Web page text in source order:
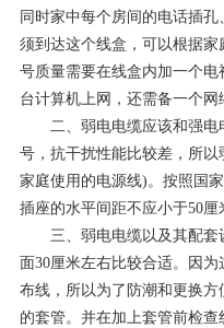
同时家中每个房间的电话插
须到达这个线盒，可以根据
号质量需要在线盒内加一个
台计算机上网，还需备一个网
二、弱电电缆应该和强电
号，抗干扰性能比较差，所
家庭使用的电源线)。按照国
插座的水平间距不应小于50厘
三、弱电电缆以及其配套
面30厘米左右比较合适。因
布线，所以为了防潮和更换
的套管。并在加上套管前检查